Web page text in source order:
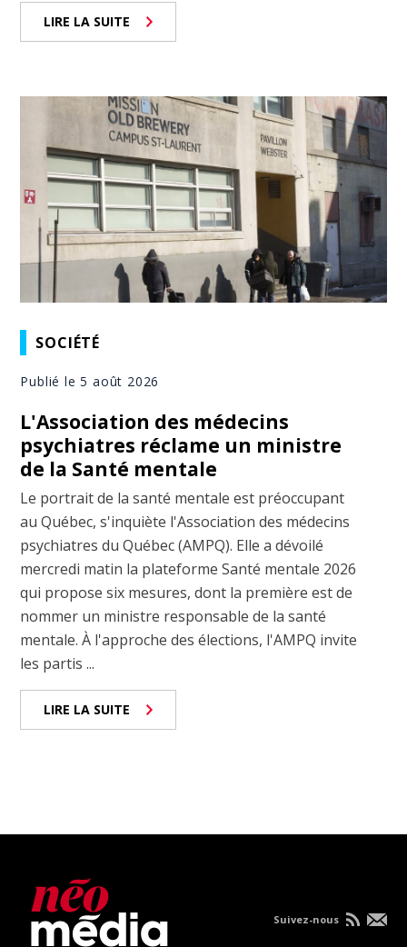
LIRE LA SUITE
SOCIÉTÉ
Publié le 5 août 2026
L'Association des médecins
psychiatres réclame un ministre
de la Santé mentale
Le portrait de la santé mentale est préoccupant
au Québec, s'inquiète l'Association des médecins
psychiatres du Québec (AMPQ). Elle a dévoilé
mercredi matin la plateforme Santé mentale 2026
qui propose six mesures, dont la première est de
nommer un ministre responsable de la santé
mentale. À l'approche des élections, l'AMPQ invite
les partis ...
LIRE LA SUITE
Suivez-nous